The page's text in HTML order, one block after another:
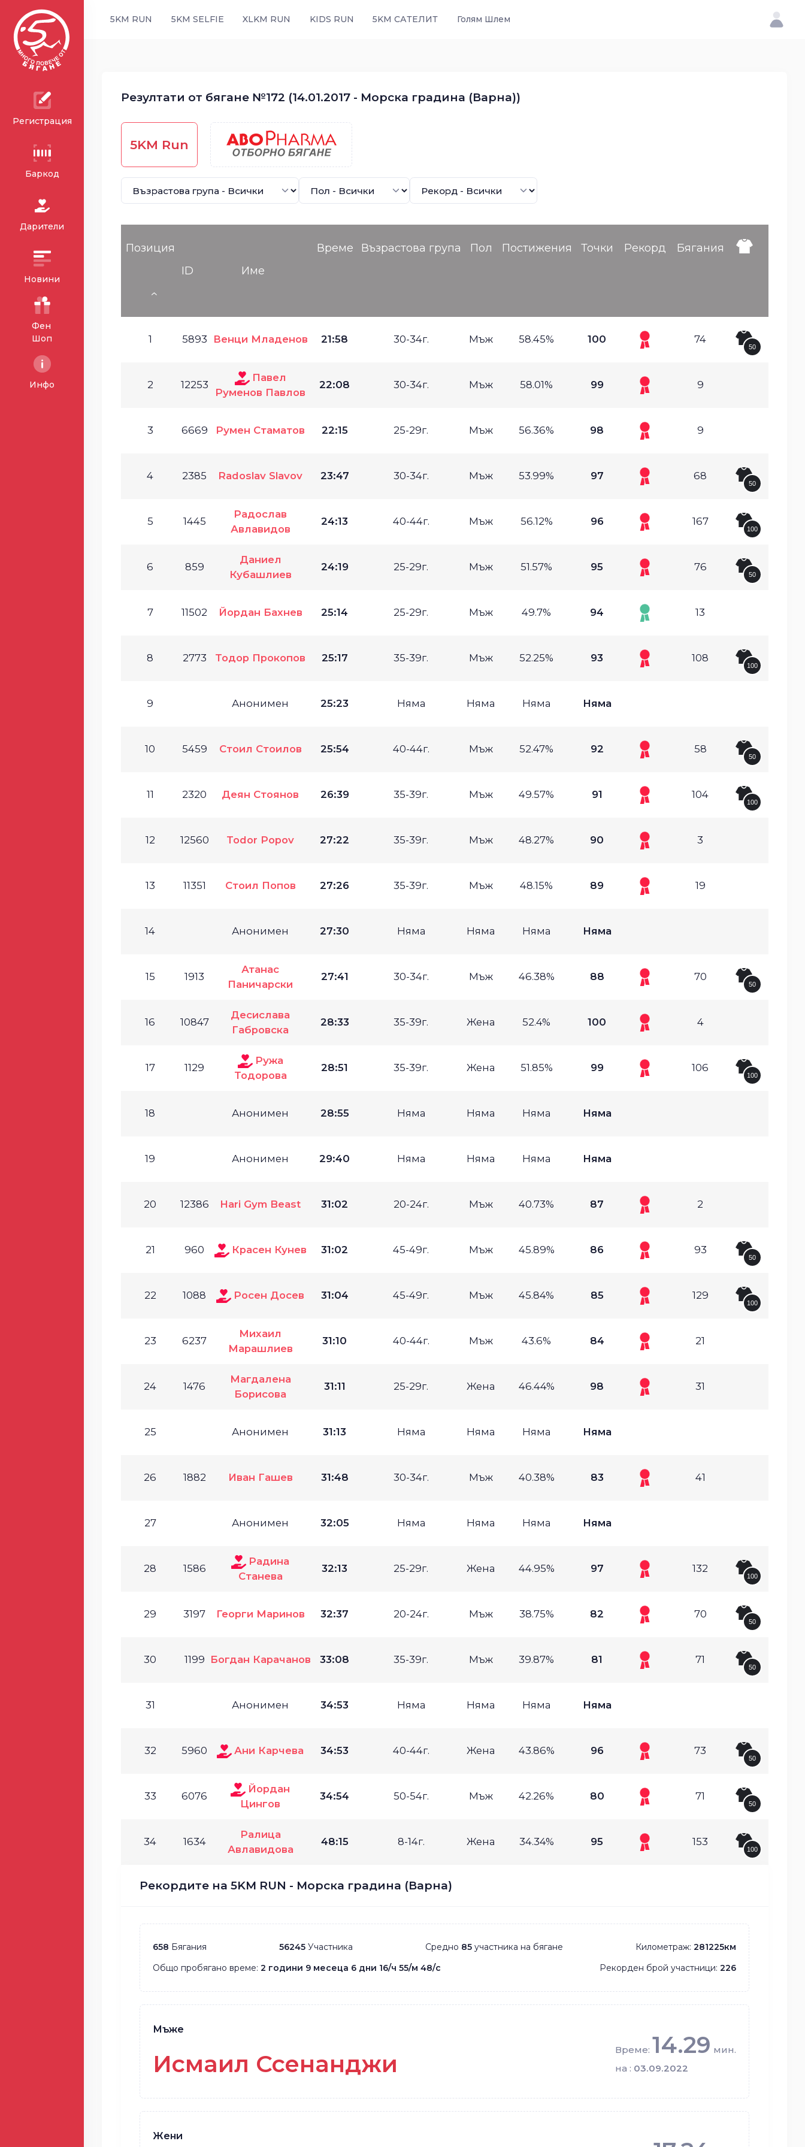
Регистрация
Баркод
Дарители
Новини
Фен
Шоп
Инфо
5KM RUN 5KM SELFIE XLKM RUN KIDS RUN 5KM САТЕЛИТ Голям Шлем
Резултати от бягане №172 (14.01.2017 - Морска градина (Варна))
5KM Run
Позиция
ID
Име
Време Възрастова група Пол Постижения Точки Рекорд Бягания
1 5893 Венци Младенов 21:58 30-34г. Мъж 58.45% 100 74
50
2 12253
Павел
Руменов Павлов
22:08 30-34г. Мъж 58.01% 99 9
3 6669 Румен Стаматов 22:15 25-29г. Мъж 56.36% 98 9
4 2385 Radoslav Slavov 23:47 30-34г. Мъж 53.99% 97 68
50
5 1445
Радослав
Авлавидов
24:13 40-44г. Мъж 56.12% 96 167
100
6 859
Даниел
Кубашлиев
24:19 25-29г. Мъж 51.57% 95 76
50
7 11502 Йордан Бахнев 25:14 25-29г. Мъж 49.7% 94 13
8 2773 Тодор Прокопов 25:17 35-39г. Мъж 52.25% 93 108
100
9 Анонимен 25:23 Няма Няма Няма Няма
10 5459 Стоил Стоилов 25:54 40-44г. Мъж 52.47% 92 58
50
11 2320 Деян Стоянов 26:39 35-39г. Мъж 49.57% 91 104
100
12 12560 Todor Popov 27:22 35-39г. Мъж 48.27% 90 3
13 11351 Стоил Попов 27:26 35-39г. Мъж 48.15% 89 19
14 Анонимен 27:30 Няма Няма Няма Няма
15 1913
Атанас
Паничарски
27:41 30-34г. Мъж 46.38% 88 70
50
16 10847
Десислава
Габровска
28:33 35-39г. Жена 52.4% 100 4
17 1129
Ружа
Тодорова
28:51 35-39г. Жена 51.85% 99 106
100
18 Анонимен 28:55 Няма Няма Няма Няма
19 Анонимен 29:40 Няма Няма Няма Няма
20 12386 Hari Gym Beast 31:02 20-24г. Мъж 40.73% 87 2
21 960 Красен Кунев 31:02 45-49г. Мъж 45.89% 86 93
50
22 1088 Росен Досев 31:04 45-49г. Мъж 45.84% 85 129
100
23 6237
Михаил
Марашлиев
31:10 40-44г. Мъж 43.6% 84 21
24 1476
Магдалена
Борисова
31:11 25-29г. Жена 46.44% 98 31
25 Анонимен 31:13 Няма Няма Няма Няма
26 1882 Иван Гашев 31:48 30-34г. Мъж 40.38% 83 41
27 Анонимен 32:05 Няма Няма Няма Няма
28 1586
Радина
Станева
32:13 25-29г. Жена 44.95% 97 132
100
29 3197 Георги Маринов 32:37 20-24г. Мъж 38.75% 82 70
50
30 1199 Богдан Карачанов 33:08 35-39г. Мъж 39.87% 81 71
50
31 Анонимен 34:53 Няма Няма Няма Няма
32 5960 Ани Карчева 34:53 40-44г. Жена 43.86% 96 73
50
33 6076
Йордан
Цингов
34:54 50-54г. Мъж 42.26% 80 71
50
34 1634
Ралица
Авлавидова
48:15 8-14г. Жена 34.34% 95 153
100
Рекордите на 5KM RUN - Морска градина (Варна)
658 Бягания 56245 Участника Средно 85 участника на бягане Километраж: 281225км
Общо пробягано време: 2 години 9 месеца 6 дни 16/ч 55/м 48/с Рекорден брой участници: 226
Мъже
Исмаил Ссенанджи
Време: 14.29 мин.
на : 03.09.2022
Жени